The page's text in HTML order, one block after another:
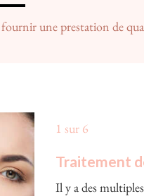
une prestation de
1 sur 6
Traitement
Il y a des